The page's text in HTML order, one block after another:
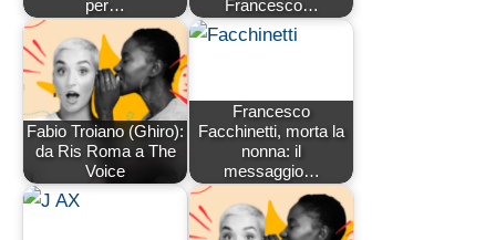
per…
Francesco…
Fabio Troiano (Ghiro):
da Ris Roma a The
Voice
Francesco
Facchinetti, morta la
nonna: il
messaggio…